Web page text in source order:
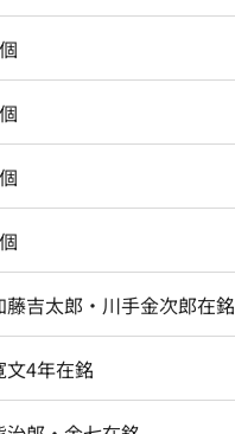
吉太郎・川手金次郎在銘
4年在銘